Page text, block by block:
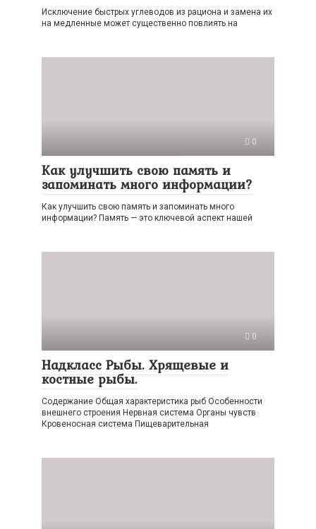
Исключение быстрых углеводов из рациона и замена их
на медленные может существенно повлиять на
0
Как улучшить свою память и
запоминать много информации?
Как улучшить свою память и запоминать много
информации? Память — это ключевой аспект нашей
0
Надкласс Рыбы. Хрящевые и
костные рыбы.
Содержание Общая характеристика рыб Особенности
внешнего строения Нервная система Органы чувств
Кровеносная система Пищеварительная